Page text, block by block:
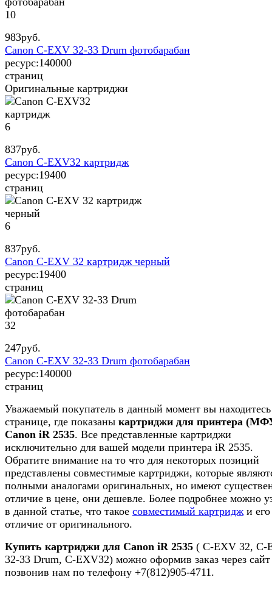
10
983руб.
Canon C-EXV 32-33 Drum фотобарабан
ресурс:140000
страниц
Оригинальные картриджи
6
837руб.
Canon C-EXV32 картридж
ресурс:19400
страниц
6
837руб.
Canon C-EXV 32 картридж черный
ресурс:19400
страниц
32
247руб.
Canon C-EXV 32-33 Drum фотобарабан
ресурс:140000
страниц
Уважаемый покупатель в данный момент вы
странице, где показаны картриджи для принтера
Canon iR 2535. Все представленные картриджи
исключительно для вашей модели принтера iR 2535.
Обратите внимание на то что для некоторых позиций
представлены совместимые картриджи, которые
полными аналогами оригинальных, но имеют
отличие в цене, они дешевле. Более подробнее можно
в данной статье, что такое совместимый картридж и его
отличие от оригинального.
Купить картриджи для Canon iR 2535 ( C-EXV 32, C-
32-33 Drum, C-EXV32) можно оформив заказ через
позвонив нам по телефону +7(812)905-4711.